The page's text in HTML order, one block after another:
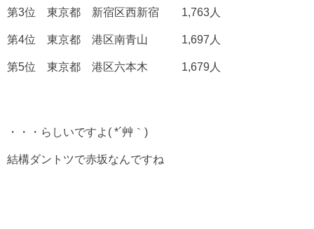
第3位 東京都 新宿区西新宿 1,763人
第4位 東京都 港区南青山 1,697人
第5位 東京都 港区六本木 1,679人
・・・らしいですよ( *´艸｀)
結構ダントツで赤坂なんですね